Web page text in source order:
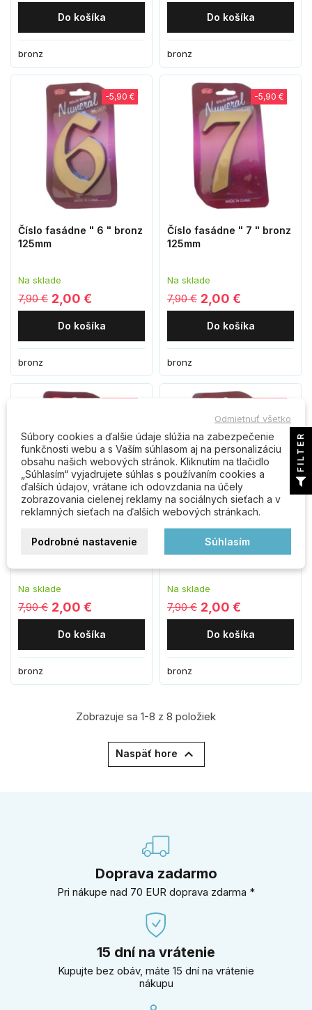
Do košíka
bronz
Do košíka
bronz
Číslo fasádne " 6 " bronz
125mm
Na sklade
7,90 €
-5,90 €
2,00 €
Do košíka
bronz
Číslo fasádne " 7 " bronz
125mm
Na sklade
7,90 €
-5,90 €
2,00 €
Do košíka
bronz
Číslo fasádne " 8 " bronz
Na sklade
7,90 € 2,00 €
Do košíka
bronz
Číslo fasádne " 9 " bronz
125mm
Na sklade
7,90 € 2,00 €
Do košíka
bronz
Zobrazuje sa 1-8 z 8 položiek
Naspäť hore 
Doprava zadarmo
Pri nákupe nad 70 EUR doprava zdarma *
15 dní na vrátenie
Kupujte bez obáv, máte 15 dní na vrátenie
nákupu
Odmietnuť všetko
Súbory cookies a ďalšie údaje slúžia na zabezpečenie
funkčnosti webu a s Vaším súhlasom aj na personalizáciu
obsahu našich webových stránok. Kliknutím na tlačidlo
„Súhlasím“ vyjadrujete súhlas s používaním cookies a
ďalších údajov, vrátane ich odovzdania na účely
zobrazovania cielenej reklamy na sociálnych sieťach a v
reklamných sieťach na ďalších webových stránkach.
Podrobné nastavenie Súhlasím
FILTER